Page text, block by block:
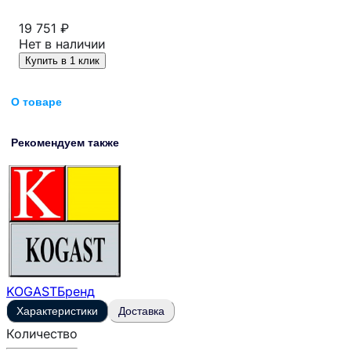
19 751 ₽
Нет в наличии
Купить в 1 клик
О товаре
Рекомендуем также
KOGASTБренд
Характеристики Доставка
Количество